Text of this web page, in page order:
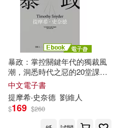
暴政：掌控關鍵年代的獨裁風
潮，洞悉時代之惡的20堂課
(電子書)
中文電子書
提摩希‧史奈德 劉維人
$169 $260